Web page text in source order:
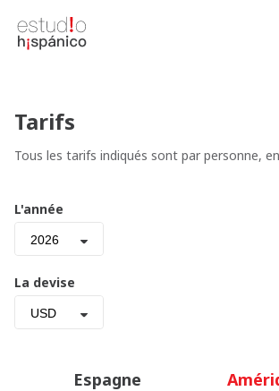
Tarifs
Tous les tarifs indiqués sont par personne,
L'année
2026
La devise
USD
Espagne